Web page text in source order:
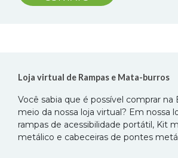
Loja virtual de Rampas e Mata-burros
Você sabia que é possível comprar na
meio da nossa loja virtual? Em nossa
rampas de acessibilidade portátil, Kit
metálico e cabeceiras de pontes